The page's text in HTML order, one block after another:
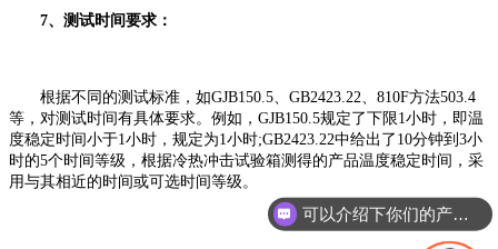
7、‌测试时间要求‌：
根据不同的测试标准，如GJB150.5、GB2423.22、810F方法503.4
等，对测试时间有具体要求。例如，GJB150.5规定了下限1小时，即温
度稳定时间小于1小时，规定为1小时;GB2423.22中给出了10分钟到3小
时的5个时间等级，根据冷热冲击试验箱测得的产品温度稳定时间，采
用与其相近的时间或可选时间等级。
可以介绍下你们的产品么
你们是怎么收费的呢